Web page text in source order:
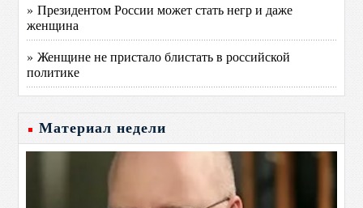
» Президентом России может стать негр и даже
женщина
» Женщине не пристало блистать в российской
политике
Материал недели